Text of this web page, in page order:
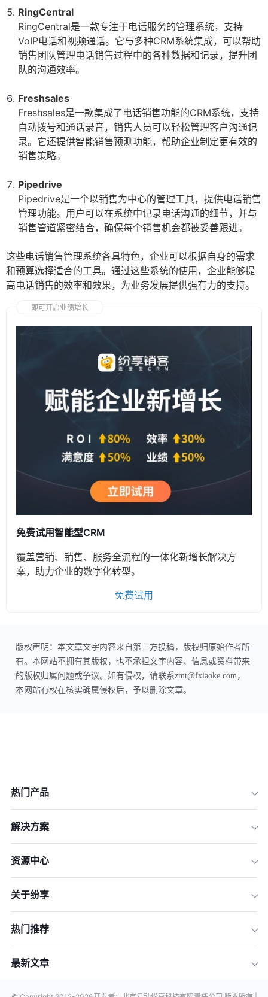
RingCentral
RingCentral是一款专注于电话服务的管理系统，支持
VoIP电话和视频通话。它与多种CRM系统集成，可以帮助
销售团队管理电话销售过程中的各种数据和记录，提升团
队的沟通效率。
Freshsales
Freshsales是一款集成了电话销售功能的CRM系统，支持
自动拨号和通话录音，销售人员可以轻松管理客户沟通记
录。它还提供智能销售预测功能，帮助企业制定更有效的
销售策略。
Pipedrive
Pipedrive是一个以销售为中心的管理工具，提供电话销售
管理功能。用户可以在系统中记录电话沟通的细节，并与
销售管道紧密结合，确保每个销售机会都被妥善跟进。
这些电话销售管理系统各具特色，企业可以根据自身的需求
和预算选择适合的工具。通过这些系统的使用，企业能够提
高电话销售的效率和效果，为业务发展提供强有力的支持。
即可开启业绩增长
免费试用智能型CRM
覆盖营销、销售、服务全流程的一体化新增长解决方
案，助力企业的数字化转型。
免费试用
版权声明：本文章文字内容来自第三方投稿，版权归原始作者所
有。本网站不拥有其版权，也不承担文字内容、信息或资料带来
的版权归属问题或争议。如有侵权，请联系zmt@fxiaoke.com，
本网站有权在核实确属侵权后，予以删除文章。
热门产品
解决方案
资源中心
关于纷享
热门推荐
最新文章